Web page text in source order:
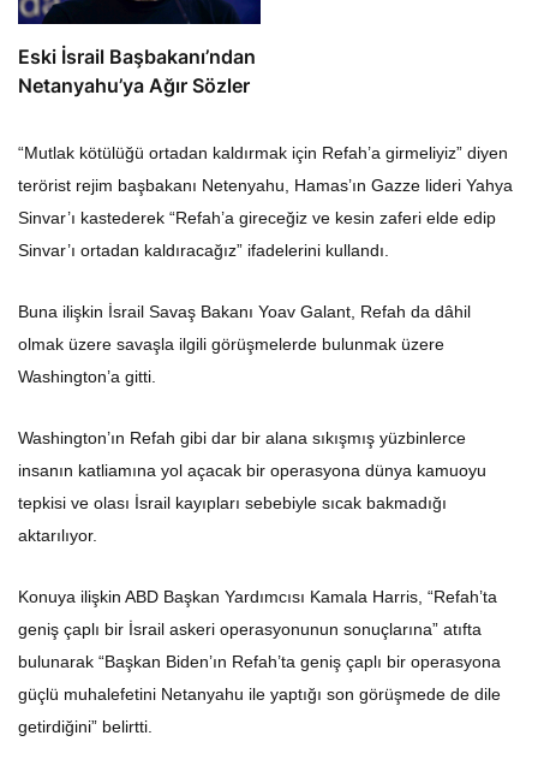
Eski İsrail Başbakanı’ndan
Netanyahu’ya Ağır Sözler
“Mutlak kötülüğü ortadan kaldırmak için Refah’a girmeliyiz” diyen
terörist rejim başbakanı Netenyahu, Hamas’ın Gazze lideri Yahya
Sinvar’ı kastederek “Refah’a gireceğiz ve kesin zaferi elde edip
Sinvar’ı ortadan kaldıracağız” ifadelerini kullandı.
Buna ilişkin İsrail Savaş Bakanı Yoav Galant, Refah da dâhil
olmak üzere savaşla ilgili görüşmelerde bulunmak üzere
Washington’a gitti.
Washington’ın Refah gibi dar bir alana sıkışmış yüzbinlerce
insanın katliamına yol açacak bir operasyona dünya kamuoyu
tepkisi ve olası İsrail kayıpları sebebiyle sıcak bakmadığı
aktarılıyor.
Konuya ilişkin ABD Başkan Yardımcısı Kamala Harris, “Refah’ta
geniş çaplı bir İsrail askeri operasyonunun sonuçlarına” atıfta
bulunarak “Başkan Biden’ın Refah’ta geniş çaplı bir operasyona
güçlü muhalefetini Netanyahu ile yaptığı son görüşmede de dile
getirdiğini” belirtti.